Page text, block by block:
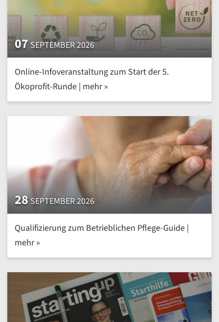
07SEPTEMBER 2026
Online-Infoveranstaltung zum Start der 5.
Ökoprofit-Runde | mehr »
28SEPTEMBER 2026
Qualifizierung zum Betrieblichen Pflege-Guide |
mehr »